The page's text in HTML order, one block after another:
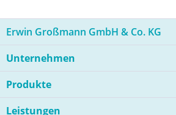
Erwin Großmann GmbH & Co. KG
Unternehmen
Produkte
Leistungen